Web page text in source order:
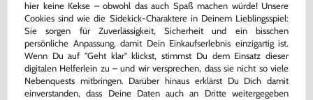
Original Netzteil / USB-C
Ladekabel
ohne OVP, NEU
Original Pro Controller
ohne USB-Ladekabel, gebraucht
hier keine Kekse – obwohl das auch Spaß machen würde! Unsere
Cookies sind wie die Sidekick-Charaktere in Deinem Lieblingsspiel:
Sie sorgen für Zuverlässigkeit, Sicherheit und ein bisschen
persönliche Anpassung, damit Dein Einkaufserlebnis einzigartig ist.
Wenn Du auf "Geht klar" klickst, stimmst Du dem Einsatz dieser
digitalen Helferlein zu – und wir versprechen, dass sie nicht so viele
Nebenquests mitbringen. Darüber hinaus erklärst Du Dich damit
einverstanden, dass Deine Daten auch an Dritte weitergegeben